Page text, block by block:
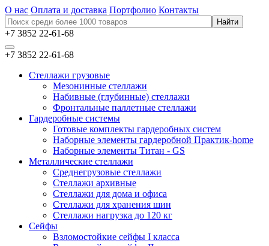
О нас Оплата и доставка Портфолио Контакты
+7 3852 22-61-68
+7 3852 22-61-68
Стеллажи грузовые
Мезонинные стеллажи
Набивные (глубинные) стеллажи
Фронтальные паллетные стеллажи
Гардеробные системы
Готовые комплекты гардеробных систем
Наборные элементы гардеробной Практик-home
Наборные элементы Титан - GS
Металлические стеллажи
Среднегрузовые стеллажи
Стеллажи архивные
Стеллажи для дома и офиса
Стеллажи для хранения шин
Стеллажи нагрузка до 120 кг
Сейфы
Взломостойкие сейфы I класса